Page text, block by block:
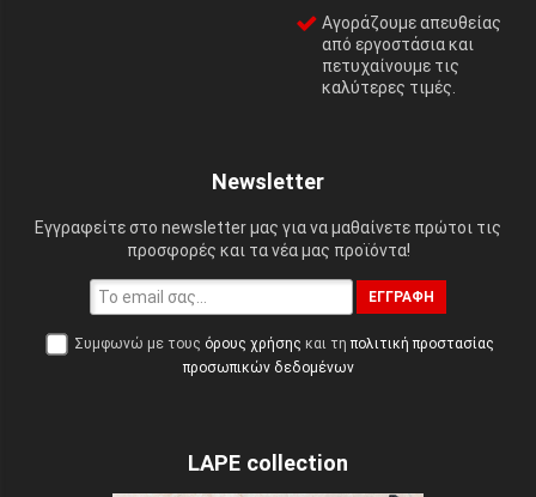
Αγοράζουμε απευθείας
από εργοστάσια και
πετυχαίνουμε τις
καλύτερες τιμές.
Newsletter
Εγγραφείτε στο newsletter μας για να μαθαίνετε πρώτοι τις
προσφορές και τα νέα μας προϊόντα!
ΕΓΓΡΑΦΉ
Συμφωνώ με τους όρους χρήσης και τη πολιτική προστασίας
προσωπικών δεδομένων
LAPE collection